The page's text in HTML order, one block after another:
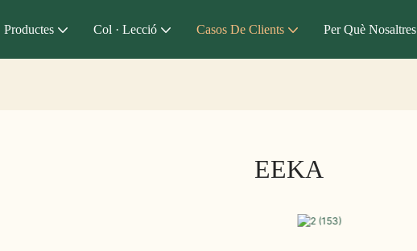
Productes Col · Lecció Casos De Clients Per Què Nosaltres
EEKA